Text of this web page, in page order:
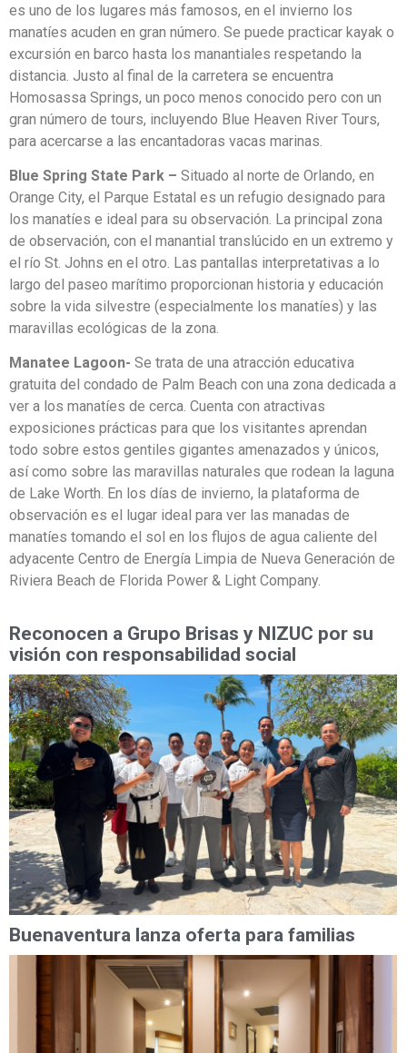
es uno de los lugares más famosos, en el invierno los
manatíes acuden en gran número. Se puede practicar kayak o
excursión en barco hasta los manantiales respetando la
distancia. Justo al final de la carretera se encuentra
Homosassa Springs, un poco menos conocido pero con un
gran número de tours, incluyendo Blue Heaven River Tours,
para acercarse a las encantadoras vacas marinas.
Blue Spring State Park – Situado al norte de Orlando, en
Orange City, el Parque Estatal es un refugio designado para
los manatíes e ideal para su observación. La principal zona
de observación, con el manantial translúcido en un extremo y
el río St. Johns en el otro. Las pantallas interpretativas a lo
largo del paseo marítimo proporcionan historia y educación
sobre la vida silvestre (especialmente los manatíes) y las
maravillas ecológicas de la zona.
Manatee Lagoon- Se trata de una atracción educativa
gratuita del condado de Palm Beach con una zona dedicada a
ver a los manatíes de cerca. Cuenta con atractivas
exposiciones prácticas para que los visitantes aprendan
todo sobre estos gentiles gigantes amenazados y únicos,
así como sobre las maravillas naturales que rodean la laguna
de Lake Worth. En los días de invierno, la plataforma de
observación es el lugar ideal para ver las manadas de
manatíes tomando el sol en los flujos de agua caliente del
adyacente Centro de Energía Limpia de Nueva Generación de
Riviera Beach de Florida Power & Light Company.
Reconocen a Grupo Brisas y NIZUC por su
visión con responsabilidad social
Buenaventura lanza oferta para familias